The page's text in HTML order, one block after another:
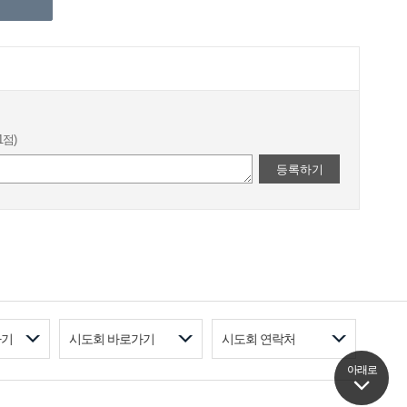
아래로
점)
등록하기
시도회 바로가기 시도회 연락처
아래로